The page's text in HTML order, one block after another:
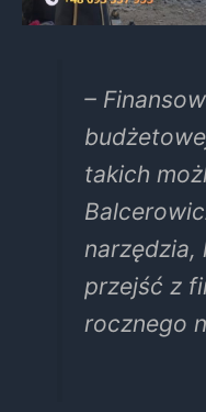
–
takich
narzędzia,
przejść z
rocznego